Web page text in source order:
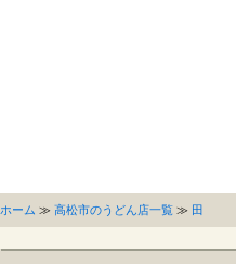
ホーム ≫ 高松市のうどん店一覧 ≫ 田